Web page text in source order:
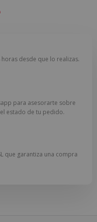
desde que lo realizas.
para asesorarte sobre
estado de tu pedido.
que garantiza una compra